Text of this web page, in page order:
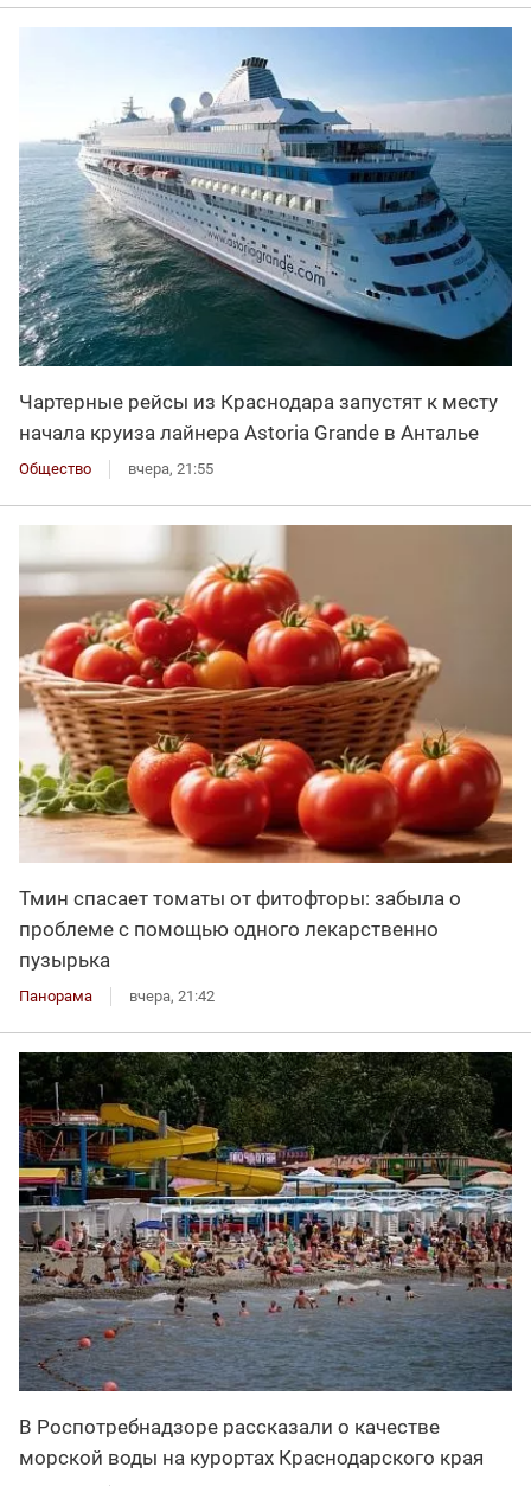
Чартерные рейсы из Краснодара запустят к месту
начала круиза лайнера Astoria Grande в Анталье
Общество вчера, 21:55
Тмин спасает томаты от фитофторы: забыла о
проблеме с помощью одного лекарственно
пузырька
Панорама вчера, 21:42
В Роспотребнадзоре рассказали о качестве
морской воды на курортах Краснодарского края